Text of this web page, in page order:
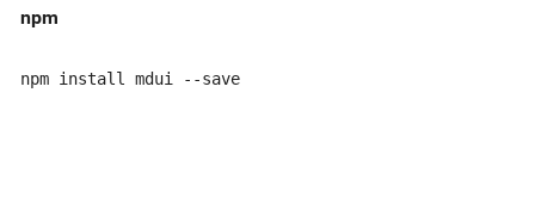
npm
npm install mdui --save